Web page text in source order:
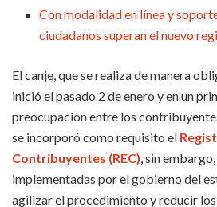
Con modalidad en línea y
ciudadanos superan el nuevo
El canje, que se realiza de manera
inició el pasado 2 de enero y en un
preocupación entre los
se incorporó como requisito el
Contribuyentes (REC) , sin
implementadas por el gobierno del
agilizar el procedimiento y reducir los